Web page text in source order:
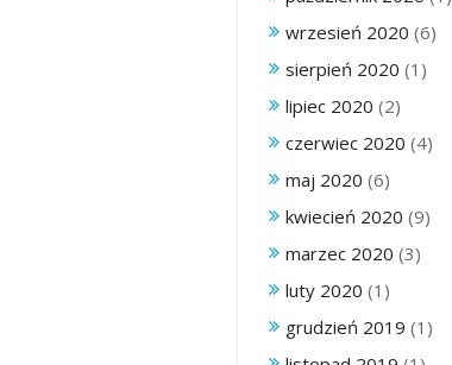
wrzesień 2020 (6)
sierpień 2020 (1)
lipiec 2020 (2)
czerwiec 2020 (4)
maj 2020 (6)
kwiecień 2020 (9)
marzec 2020 (3)
luty 2020 (1)
grudzień 2019 (1)